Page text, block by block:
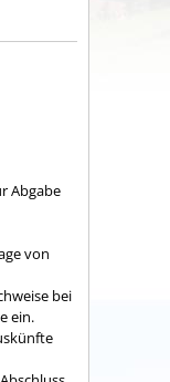
Abgabe
von
bei
ein.